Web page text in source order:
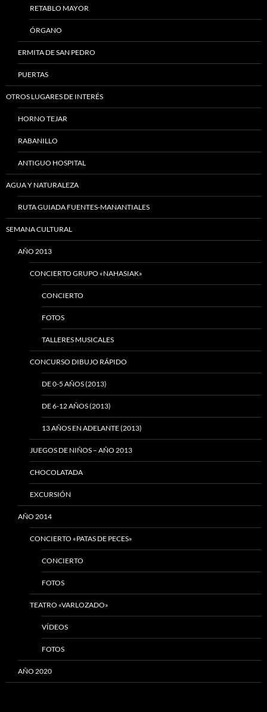
RETABLO MAYOR
ÓRGANO
ERMITA DE SAN PEDRO
PUERTAS
OTROS LUGARES DE INTERÉS
HORNO TEJAR
RABANILLO
ANTIGUO HOSPITAL
AGUA Y NATURALEZA
RUTA GUIADA FUENTES-MANANTIALES
SEMANA CULTURAL
AÑO 2013
CONCIERTO GRUPO «NAHASIAK»
CONCIERTO
FOTOS
TALLERES MUSICALES
CONCURSO DIBUJO RÁPIDO
DE 0-5 AÑOS (2013)
DE 6-12 AÑOS (2013)
13 AÑOS EN ADELANTE (2013)
JUEGOS DE NIÑOS – AÑO 2013
CHOCOLATADA
EXCURSIÓN
AÑO 2014
CONCIERTO «PATAS DE PECES»
CONCIERTO
FOTOS
TEATRO «VARLOZADO»
VÍDEOS
FOTOS
AÑO 2020